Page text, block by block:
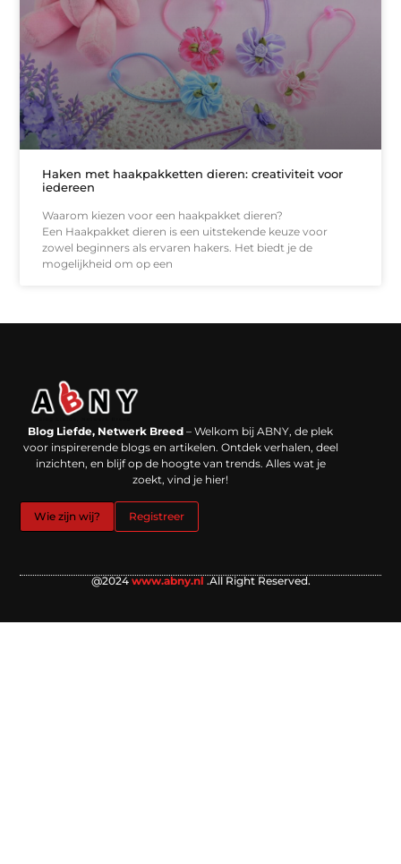
Haken met haakpakketten dieren: creativiteit voor
iedereen
Waarom kiezen voor een haakpakket dieren?
Een Haakpakket dieren is een uitstekende keuze voor
zowel beginners als ervaren hakers. Het biedt je de
mogelijkheid om op een
Blog Liefde, Netwerk Breed – Welkom bij ABNY, de plek
voor inspirerende blogs en artikelen. Ontdek verhalen, deel
inzichten, en blijf op de hoogte van trends. Alles wat je
zoekt, vind je hier!
Wie zijn wij? Registreer
@2024 www.abny.nl .All Right Reserved.